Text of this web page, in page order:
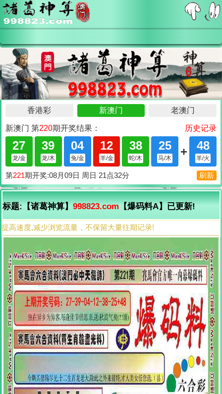
标题:【诸葛神算】 998823.com 【爆码料A】已更新!
提高速度,减少浏览流量，不保留大量往期记录!